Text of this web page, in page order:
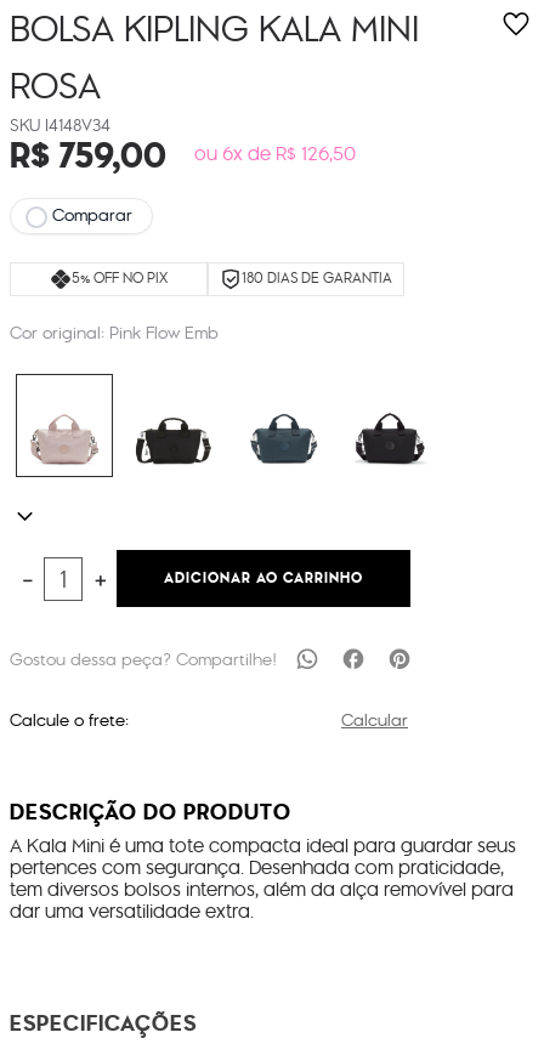
BOLSA KIPLING KALA MINI
ROSA
I4148V34
R$759,00 ou 6x de R$ 126,50
Comparar
5% OFF NO PIX 180 DIAS DE GARANTIA
Cor original: Pink Flow Emb
＋
－ ADICIONAR AO CARRINHO
Calcule o frete: Calcular
DESCRIÇÃO DO PRODUTO
A Kala Mini é uma tote compacta ideal para guardar seus
pertences com segurança. Desenhada com praticidade,
tem diversos bolsos internos, além da alça removível para
dar uma versatilidade extra.
ESPECIFICAÇÕES